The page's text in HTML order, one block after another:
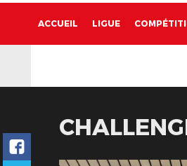
ACCUEIL LIGUE